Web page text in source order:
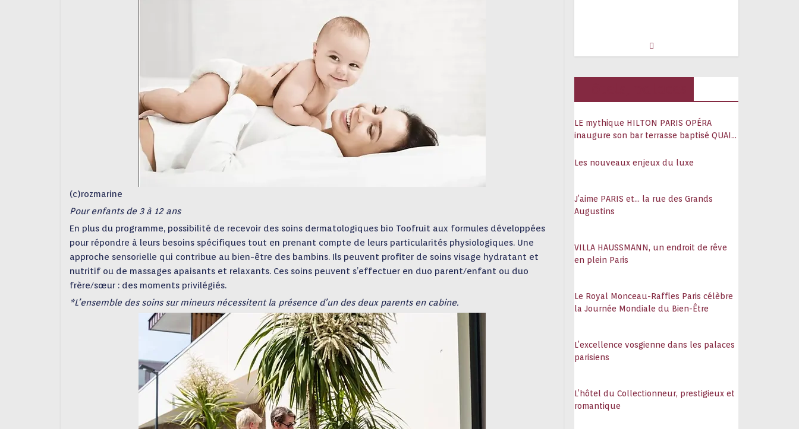
(c)rozmarine
Pour enfants de 3 à 12 ans
En plus du programme, possibilité de recevoir des soins dermatologiques bio Toofruit aux formules développées
pour répondre à leurs besoins spécifiques tout en prenant compte de leurs particularités physiologiques. Une
approche sensorielle qui contribue au bien-être des bambins. Ils peuvent profiter de soins visage hydratant et
nutritif ou de massages apaisants et relaxants. Ces soins peuvent s’effectuer en duo parent/enfant ou duo
frère/sœur : des moments privilégiés.
*L’ensemble des soins sur mineurs nécessitent la présence d’un des deux parents en cabine.
LE mythique HILTON PARIS OPÉRA
inaugure son bar terrasse baptisé QUAI
Les nouveaux enjeux du luxe
J’aime PARIS et… la rue des Grands
Augustins
VILLA HAUSSMANN, un endroit de rêve
en plein Paris
Le Royal Monceau-Raffles Paris célèbre
la Journée Mondiale du Bien-Être
L’excellence vosgienne dans les palaces
parisiens
L’hôtel du Collectionneur, prestigieux et
romantique